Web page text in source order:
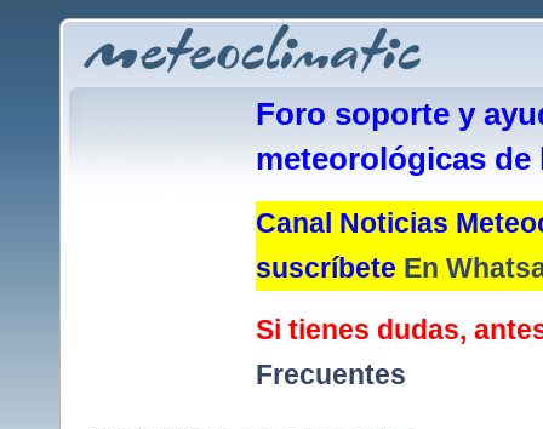
Foro soporte y
meteorológicas de
Canal Noticias
suscríbete En
Si tienes dudas,
Frecuentes